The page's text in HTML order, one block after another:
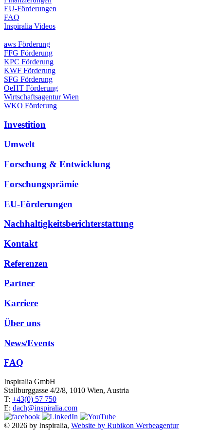
EU-Förderungen
FAQ
Inspiralia Videos
aws Förderung
FFG Förderung
KPC Förderung
KWF Förderung
SFG Förderung
OeHT Förderung
Wirtschaftsagentur Wien
WKO Förderung
Investition
Umwelt
Forschung & Entwicklung
Forschungsprämie
EU-Förderungen
Nachhaltigkeitsberichterstattung
Kontakt
Referenzen
Partner
Karriere
Über uns
News/Events
FAQ
Inspiralia GmbH
Stallburggasse 4/2/8, 1010 Wien, Austria
T: +43(0) 57 750
E: dach@inspiralia.com
© 2026 by Inspiralia, Website by Rubikon Werbeagentur